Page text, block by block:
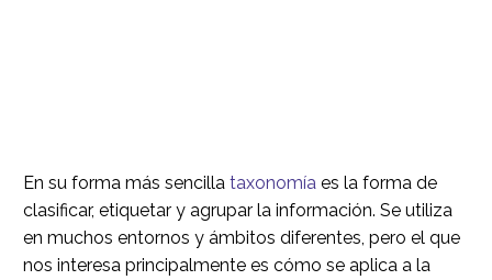
En su forma más sencilla taxonomía es la forma de
clasificar, etiquetar y agrupar la información. Se utiliza
en muchos entornos y ámbitos diferentes, pero el que
nos interesa principalmente es cómo se aplica a la